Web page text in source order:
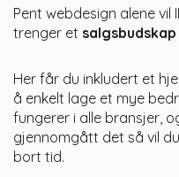
Pent webdesign alene vil
trenger et
Her får du inkludert et
å enkelt lage et mye
fungerer i alle bransjer,
gjennomgått det så vil
bort tid.